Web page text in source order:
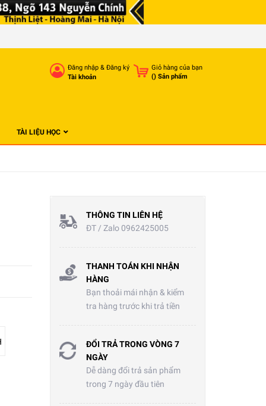
Đăng nhập& Đăng ký
Tài khoản
Giỏ hàng của bạn
() Sản phẩm
TÀI LIỆU HỌC
THÔNG TIN LIÊN HỆ
ĐT / Zalo 0962425005
THANH TOÁN KHI NHẬN
HÀNG
Bạn thoải mái nhận & kiểm
tra hàng trước khi trả tiền
ĐỔI TRẢ TRONG VÒNG 7
NGÀY
Dễ dàng đổi trả sản phẩm
trong 7 ngày đầu tiên